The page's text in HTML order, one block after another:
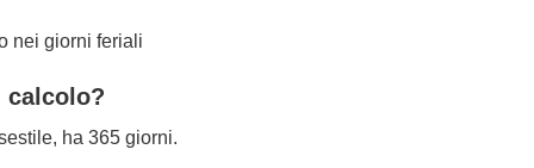
nei giorni feriali
calcolo?
ha 365 giorni.